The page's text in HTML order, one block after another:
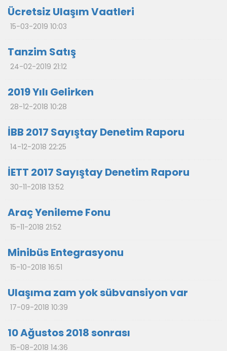
Ücretsiz Ulaşım Vaatleri
15-03-2019 10:03
Tanzim Satış
24-02-2019 21:12
2019 Yılı Gelirken
28-12-2018 10:28
İBB 2017 Sayıştay Denetim Raporu
14-12-2018 22:25
İETT 2017 Sayıştay Denetim Raporu
30-11-2018 13:52
Araç Yenileme Fonu
15-11-2018 21:52
Minibüs Entegrasyonu
15-10-2018 16:51
Ulaşıma zam yok sübvansiyon var
17-09-2018 10:39
10 Ağustos 2018 sonrası
15-08-2018 14:36